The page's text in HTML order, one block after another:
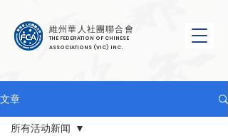
維州華人社團聯合會
THE FEDERATION OF CHINESE
ASSOCIATIONS (VIC) INC.
文章
所有活动新闻